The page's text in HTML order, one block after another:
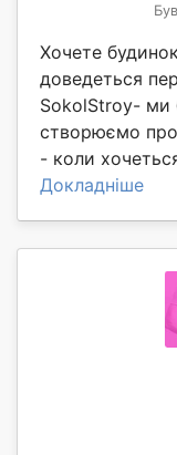
Хочете
доведеться
SokolStroy- ми
створюємо
- коли
Докладніше